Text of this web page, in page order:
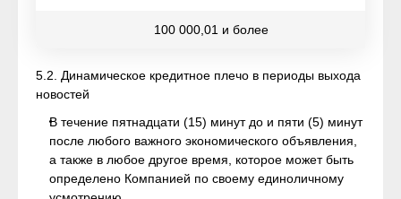
100 000,01 и более
5.2. Динамическое кредитное плечо в периоды выхода
новостей
В течение пятнадцати (15) минут до и пяти (5) минут
после любого важного экономического объявления,
а также в любое другое время, которое может быть
определено Компанией по своему единоличному